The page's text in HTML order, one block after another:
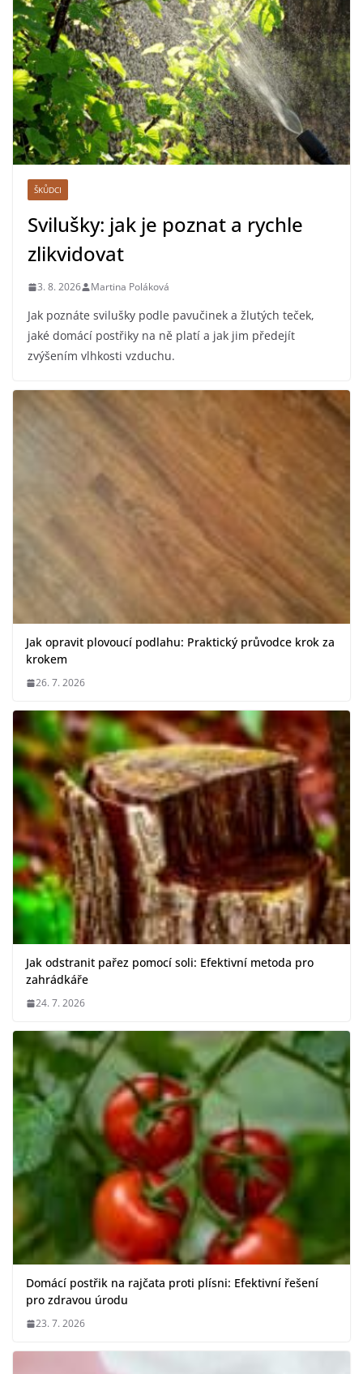
ŠKŮDCI
Svilušky: jak je poznat a rychle
zlikvidovat
3. 8. 2026 Martina Poláková
Jak poznáte svilušky podle pavučinek a žlutých teček,
jaké domácí postřiky na ně platí a jak jim předejít
zvýšením vlhkosti vzduchu.
Jak opravit plovoucí podlahu: Praktický průvodce krok za
krokem
26. 7. 2026
Jak odstranit pařez pomocí soli: Efektivní metoda pro
zahrádkáře
24. 7. 2026
Domácí postřik na rajčata proti plísni: Efektivní řešení
pro zdravou úrodu
23. 7. 2026